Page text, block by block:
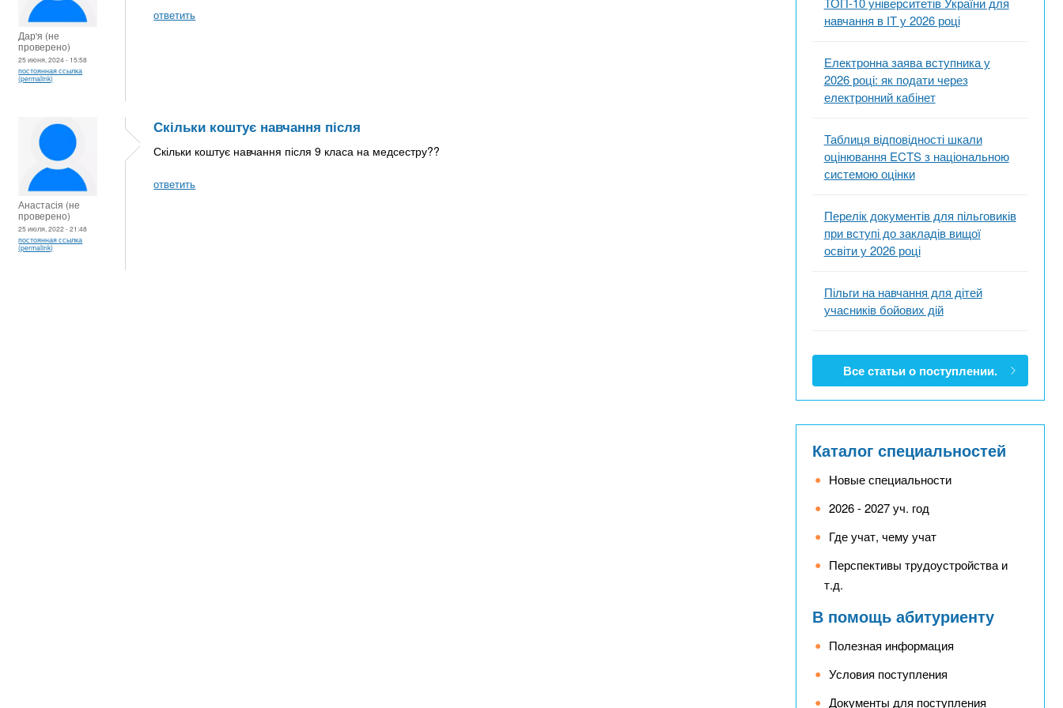
Дар'я (не
проверено)
25 июня, 2024 - 15:58
постоянная ссылка
(permalink)
ответить
Анастасія (не
проверено)
25 июля, 2022 - 21:48
постоянная ссылка
(permalink)
Скільки коштує навчання після
Скільки коштує навчання після 9 класа на медсестру??
ответить
навчання в ІТ у 2026 році
Електронна заява вступника у
2026 році: як подати через
електронний кабінет
Таблиця відповідності шкали
оцінювання ECTS з національною
системою оцінки
Перелік документів для пільговиків
при вступі до закладів вищої
освіти у 2026 році
Пільги на навчання для дітей
учасників бойових дій
Все статьи о поступлении.
Каталог специальностей
Новые специальности
2026 - 2027 уч. год
Где учат, чему учат
Перспективы трудоустройства и
т.д.
В помощь абитуриенту
Полезная информация
Условия поступления
Документы для поступления